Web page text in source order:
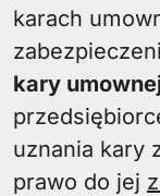
karach
kary
uznania kary
prawo do jej